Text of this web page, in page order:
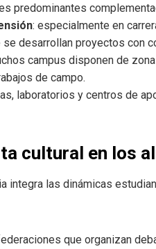
predominantes
: especialmente en
desarrollan proyectos con
campus disponen de
de campo.
laboratorios y centros de
cultural en los
integra las dinámicas
que organizan